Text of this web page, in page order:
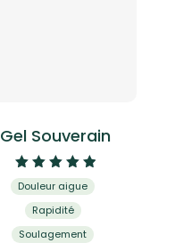
Gel Souverain
Note
5.00
sur 5
Douleur aigue
Rapidité
Soulagement